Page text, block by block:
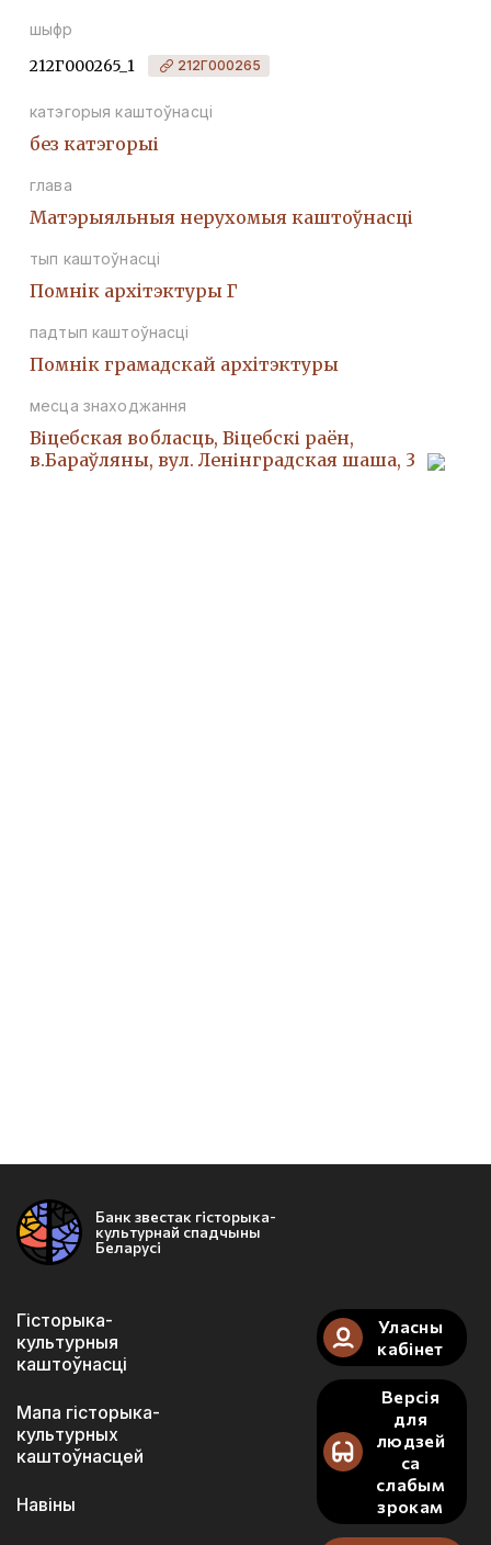
шыфр
212Г000265_1 212Г000265
катэгорыя каштоўнасці
без катэгорыі
глава
Матэрыяльныя нерухомыя каштоўнасці
тып каштоўнасці
Помнiк архiтэктуры Г
падтып каштоўнасці
Помнiк грамадскай архiтэктуры
месца знаходжання
Віцебская вобласць, Віцебскі раён,
в.Бараўляны, вул. Ленінградская шаша, 3
Банк звестак гісторыка-
культурнай спадчыны
Беларусі
Гісторыка-
культурныя
каштоўнасці
Мапа гісторыка-
культурных
каштоўнасцей
Навіны
Уласны
кабінет
Версія
для
людзей
са
слабым
зрокам